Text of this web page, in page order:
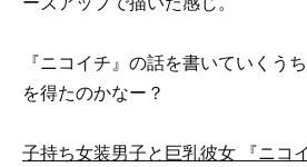
『ニコイチ』の話を書いていくう
を得たのかなー？
子持ち女装男子と巨乳彼女 『ニコ